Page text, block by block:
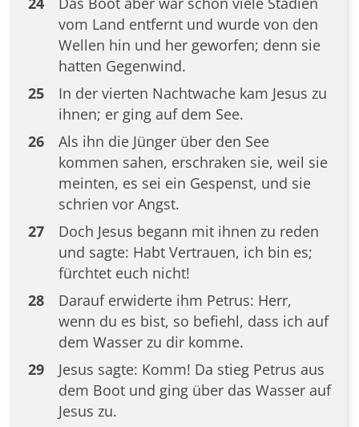
vom Land entfernt und wurde von den
Wellen hin und her geworfen; denn sie
hatten Gegenwind.
25
In der vierten Nachtwache kam Jesus zu
ihnen; er ging auf dem See.
26
Als ihn die Jünger über den See
kommen sahen, erschraken sie, weil sie
meinten, es sei ein Gespenst, und sie
schrien vor Angst.
27
Doch Jesus begann mit ihnen zu reden
und sagte: Habt Vertrauen, ich bin es;
fürchtet euch nicht!
28
Darauf erwiderte ihm Petrus: Herr,
wenn du es bist, so befiehl, dass ich auf
dem Wasser zu dir komme.
29
Jesus sagte: Komm! Da stieg Petrus aus
dem Boot und ging über das Wasser auf
Jesus zu.